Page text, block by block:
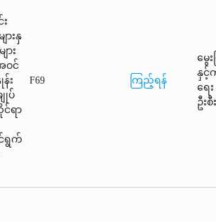
ားနှ
ား
ဝင်
န်း
ျုပ်
င်ရာ
ရွက်
F69 ကြည့်ရန်
မွေး
နှ
ရေး
ဦးစီ